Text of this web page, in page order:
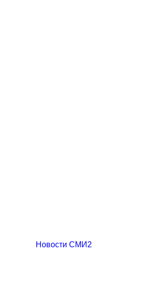
Новости СМИ2